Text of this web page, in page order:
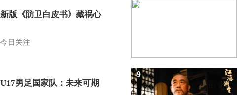
新版《防卫白皮书》藏祸心
今日关注
U17男足国家队：未来可期
8
9